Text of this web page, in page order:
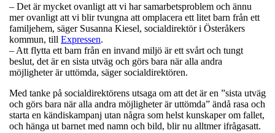
– Det är mycket ovanligt att vi har samarbetsproblem och ännu
mer ovanligt att vi blir tvungna att omplacera ett litet barn från ett
familjehem, säger Susanna Kiesel, socialdirektör i Österåkers
kommun, till Expressen.
– Att flytta ett barn från en invand miljö är ett svårt och tungt
beslut, det är en sista utväg och görs bara när alla andra
möjligheter är uttömda, säger socialdirektören.
Med tanke på socialdirektörens utsaga om att det är en ”sista utväg
och görs bara när alla andra möjligheter är uttömda” ändå rasa och
starta en kändiskampanj utan några som helst kunskaper om fallet,
och hänga ut barnet med namn och bild, blir nu alltmer ifrågasatt.